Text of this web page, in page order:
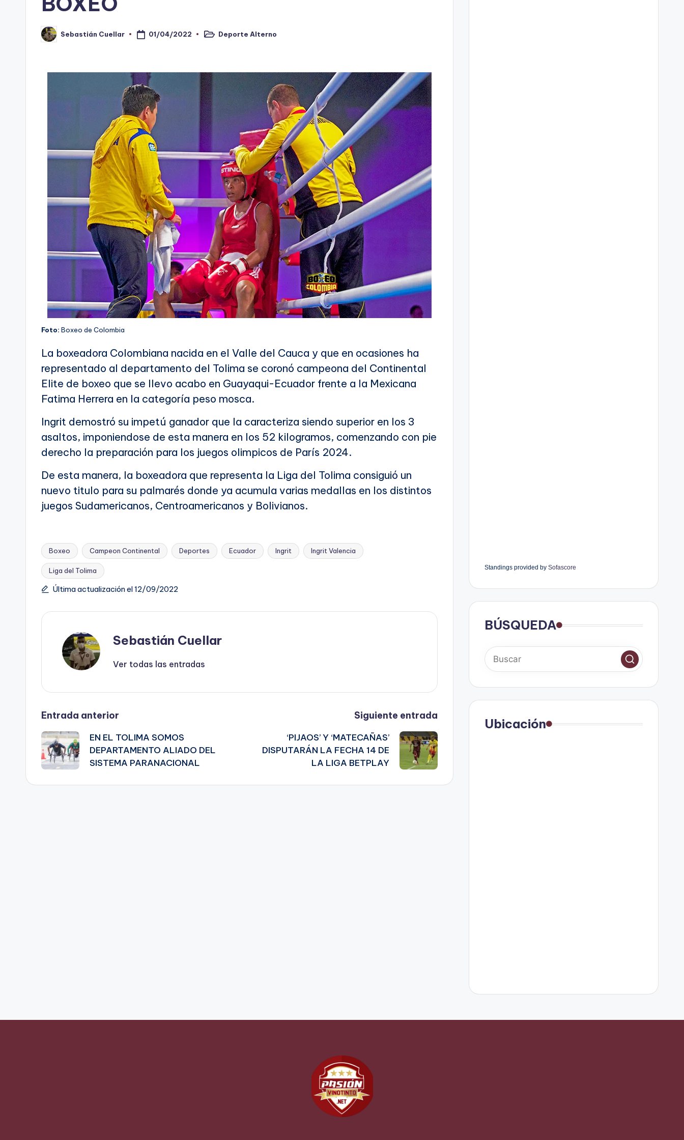
Publicado
por
Sebastián Cuellar 01/04/2022
Publicado
Deporte Alterno
Foto: Boxeo de Colombia
La boxeadora Colombiana nacida en el Valle del Cauca y que en ocasiones ha
representado al departamento del Tolima se coronó campeona del Continental
Elite de boxeo que se llevo acabo en Guayaqui-Ecuador frente a la Mexicana
Fatima Herrera en la categoría peso mosca.
Ingrit demostró su impetú ganador que la caracteriza siendo superior en los 3
asaltos, imponiendose de esta manera en los 52 kilogramos, comenzando con pie
derecho la preparación para los juegos olimpicos de París 2024.
De esta manera, la boxeadora que representa la Liga del Tolima consiguió un
nuevo titulo para su palmarés donde ya acumula varias medallas en los distintos
juegos Sudamericanos, Centroamericanos y Bolivianos.
Etiquetas:
Boxeo Campeon Continental Deportes Ecuador Ingrit Ingrit Valencia
Liga del Tolima
Última actualización el 12/09/2022
Sebastián Cuellar
Ver todas las entradas
Navegación
de
entradas
Entrada anterior
EN EL TOLIMA SOMOS
DEPARTAMENTO ALIADO DEL
SISTEMA PARANACIONAL
Siguiente entrada
‘PIJAOS’ Y ‘MATECAÑAS’
DISPUTARÁN LA FECHA 14 DE
LA LIGA BETPLAY
Standings provided by Sofascore
BÚSQUEDA
Ubicación